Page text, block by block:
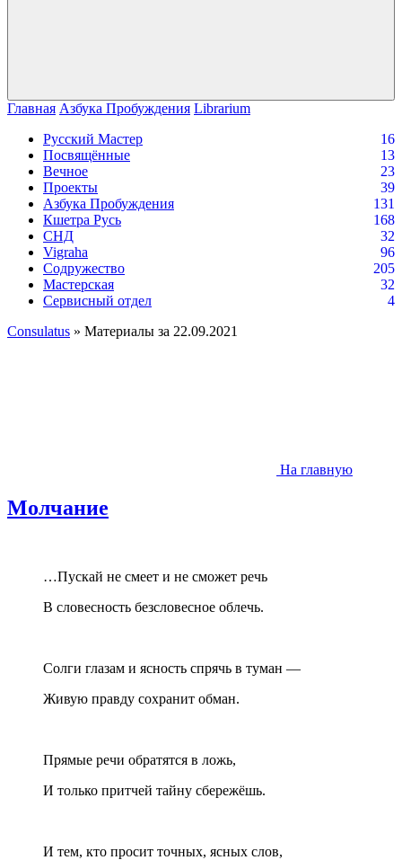
Главная Азбука Пробуждения Librarium
Русский Мастер
16
Посвящённые
13
Вечное
23
Проекты
39
Азбука Пробуждения
131
Кшетра Русь
168
СНД
32
Vigraha
96
Содружество
205
Мастерская
32
Сервисный отдел
4
Consulatus » Материалы за 22.09.2021
На главную
Молчание
…Пускай не смеет и не сможет речь
В словесность безсловесное облечь.
Солги глазам и ясность спрячь в туман —
Живую правду сохранит обман.
Прямые речи обратятся в ложь,
И только притчей тайну сбережёшь.
И тем, кто просит точных, ясных слов,